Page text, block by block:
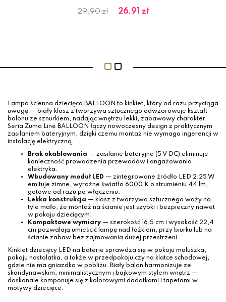
29.90 zł 26.91 zł
Lampa ścienna dziecięca BALLOON to kinkiet, który od razu przyciąga
uwagę — biały klosz z tworzywa sztucznego odwzorowuje kształt
balonu ze sznurkiem, nadając wnętrzu lekki, zabawowy charakter.
Seria Zuma Line BALLOON łączy nowoczesny design z praktycznym
zasilaniem bateryjnym, dzięki czemu montaż nie wymaga ingerencji w
instalację elektryczną.
Brak okablowania — zasilanie bateryjne (5 V DC) eliminuje
konieczność prowadzenia przewodów i angażowania
elektryka.
Wbudowany moduł LED — zintegrowane źródło LED 2,25 W
emituje zimne, wyraźne światło 6000 K o strumieniu 44 lm,
gotowe od razu po włączeniu.
Lekka konstrukcja — klosz z tworzywa sztucznego waży na
tyle mało, że montaż na ścianie jest szybki i bezpieczny nawet
w pokoju dziecięcym.
Kompaktowe wymiary — szerokość 16,5 cm i wysokość 22,4
cm pozwalają umieścić lampę nad łóżkiem, przy biurku lub na
ścianie zabaw bez zajmowania dużej przestrzeni.
Kinkiet dziecięcy LED na baterie sprawdza się w pokoju maluszka,
pokoju nastolatka, a także w przedpokoju czy na klatce schodowej,
gdzie nie ma gniazdka w pobliżu. Biały balon harmonizuje ze
skandynawskim, minimalistycznym i bajkowym stylem wnętrz —
doskonale komponuje się z kolorowymi dodatkami i tapetami w
motywy dziecięce.